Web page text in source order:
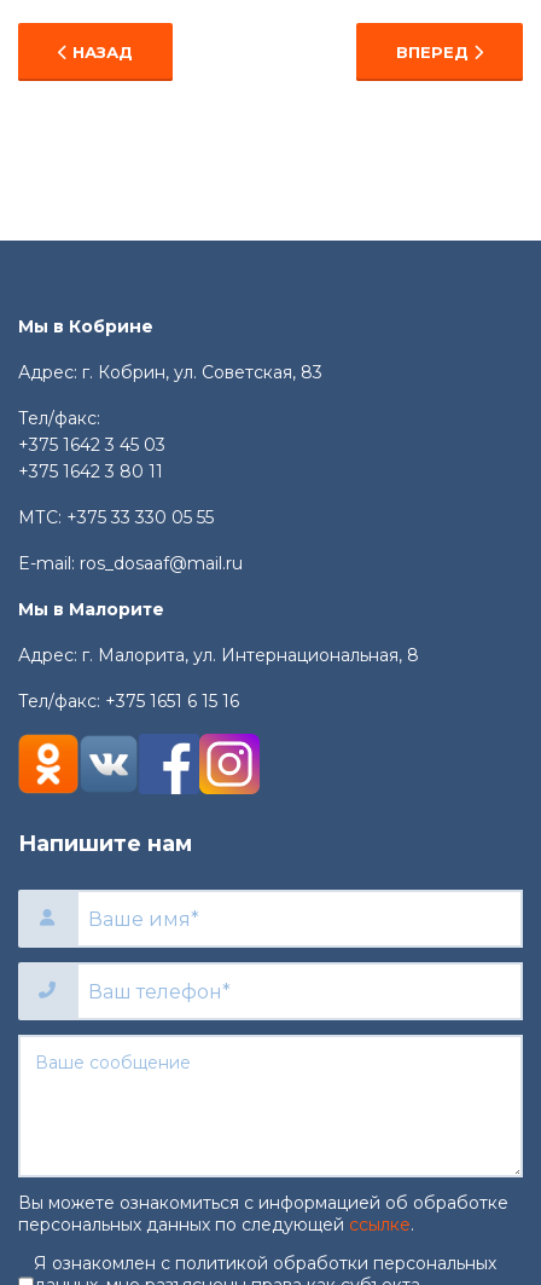
ПРЕДЫДУЩИЙ: ПАМЯТИ ЖЕРТВ ВЕЛИКОЙ
НАЗАД СЛЕДУЮЩИЙ:
ВПЕРЕД
Мы в Кобрине
Адрес: г. Кобрин, ул. Советская, 83
Тел/факс:
+375 1642 3 45 03
+375 1642 3 80 11
МТС: +375 33 330 05 55
E-mail: ros_dosaaf@mail.ru
Мы в Малорите
Адрес: г. Малорита, ул. Интернациональная, 8
Тел/факс: +375 1651 6 15 16
Напишите нам
Вы можете ознакомиться с информацией об обработке
персональных данных по следующей ссылке.
Согласие на обработку
Я ознакомлен с политикой обработки персональных